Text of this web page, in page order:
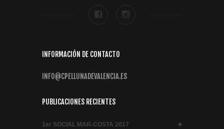
INFORMACIÓN DE CONTACTO
INFO@CPELLUNADEVALENCIA.ES
PUBLICACIONES RECIENTES
1er SOCIAL MAR-COSTA 2017